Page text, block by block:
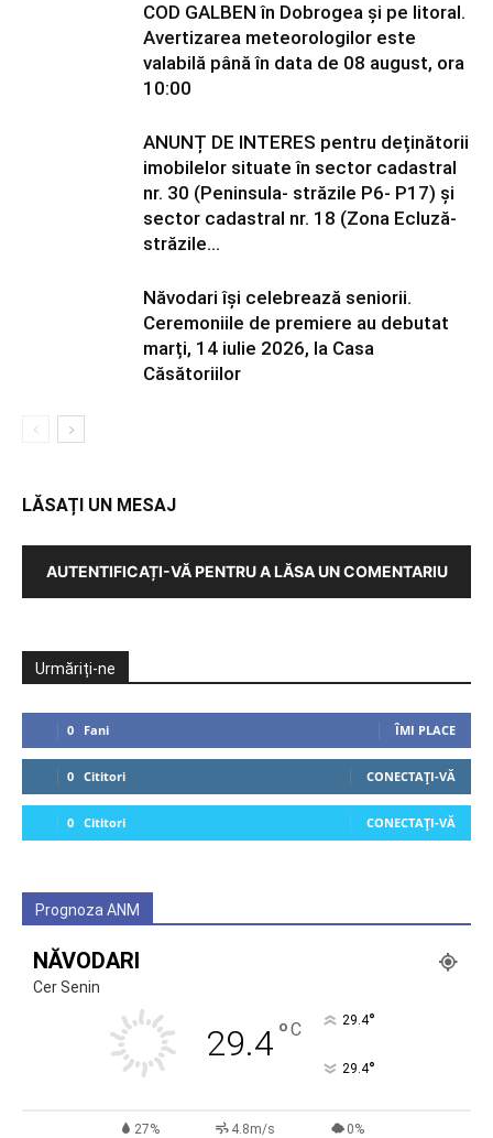
COD GALBEN în Dobrogea și pe litoral.
Avertizarea meteorologilor este
valabilă până în data de 08 august, ora
10:00
ANUNȚ DE INTERES pentru deținătorii
imobilelor situate în sector cadastral
nr. 30 (Peninsula- străzile P6- P17) și
sector cadastral nr. 18 (Zona Ecluză-
străzile...
Năvodari își celebrează seniorii.
Ceremoniile de premiere au debutat
marți, 14 iulie 2026, la Casa
Căsătoriilor
LĂSAȚI UN MESAJ
AUTENTIFICAȚI-VĂ PENTRU A LĂSA UN COMENTARIU
Urmăriți-ne
0 Fani ÎMI PLACE
0 Cititori CONECTAȚI-VĂ
0 Cititori CONECTAȚI-VĂ
Prognoza ANM
NĂVODARI
Cer Senin
29.4°C 29.4°
29.4°
27% 4.8m/s 0%